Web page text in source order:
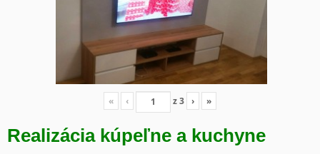
« ‹ z3 › »
Realizácia kúpeľne a kuchyne